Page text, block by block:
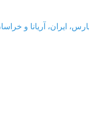
ایران، آریانا و